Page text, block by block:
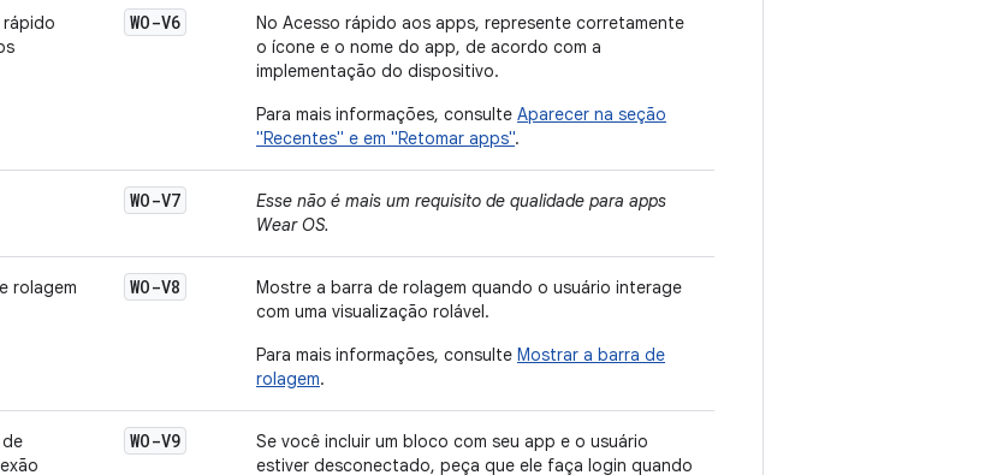
rápido
WO-V6
No Acesso rápido aos apps, represente corretamente
o ícone e o nome do app, de acordo com a
implementação do dispositivo.
Para mais informações, consulte Aparecer na seção
"Recentes" e em "Retomar apps".
WO-V7
Esse não é mais um requisito de qualidade para apps
Wear OS.
rolagem WO-V8
Mostre a barra de rolagem quando o usuário interage
com uma visualização rolável.
Para mais informações, consulte Mostrar a barra de
rolagem.
WO-V9
Se você incluir um bloco com seu app e o usuário
estiver desconectado, peça que ele faça login quando